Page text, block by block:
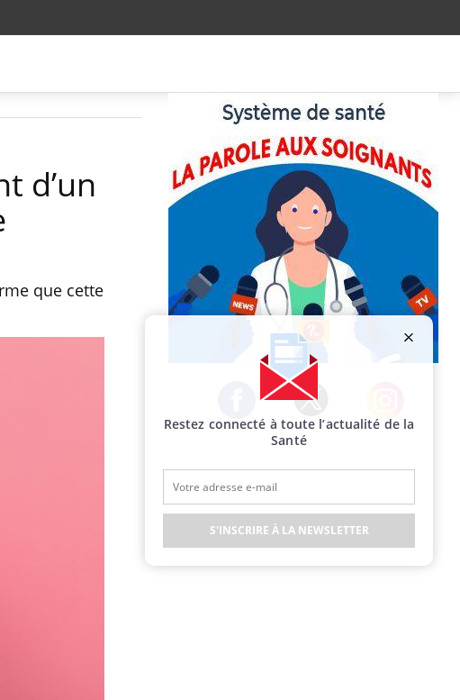
d’un
que cette
Facebook Twitter Instagram
Restez connecté à toute l’actualité de la
Santé
S'INSCRIRE À LA NEWSLETTER